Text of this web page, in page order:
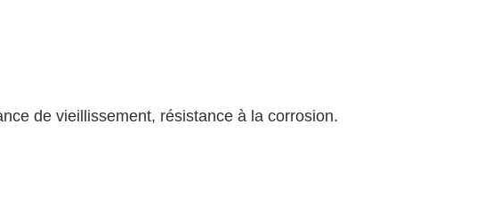
de vieillissement, résistance à la corrosion.